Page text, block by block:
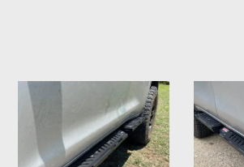
AÑADIR AL CARRITO